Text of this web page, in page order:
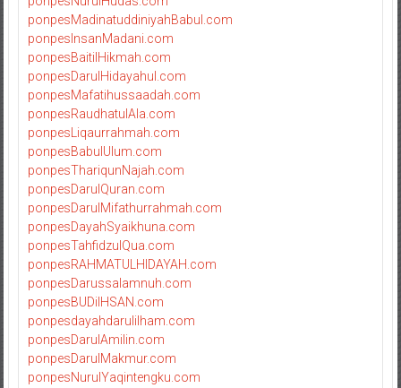
ponpesMadinatuddiniyahBabul.com
ponpesInsanMadani.com
ponpesBaitilHikmah.com
ponpesDarulHidayahul.com
ponpesMafatihussaadah.com
ponpesRaudhatulAla.com
ponpesLiqaurrahmah.com
ponpesBabulUlum.com
ponpesThariqunNajah.com
ponpesDarulQuran.com
ponpesDarulMifathurrahmah.com
ponpesDayahSyaikhuna.com
ponpesTahfidzulQua.com
ponpesRAHMATULHIDAYAH.com
ponpesDarussalamnuh.com
ponpesBUDiIHSAN.com
ponpesdayahdarulilham.com
ponpesDarulAmilin.com
ponpesDarulMakmur.com
ponpesNurulYaqintengku.com